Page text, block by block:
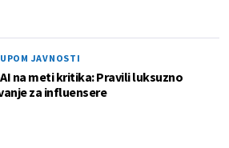
JAVNOSTI
na meti kritika: Pravili luksuzno
za influensere